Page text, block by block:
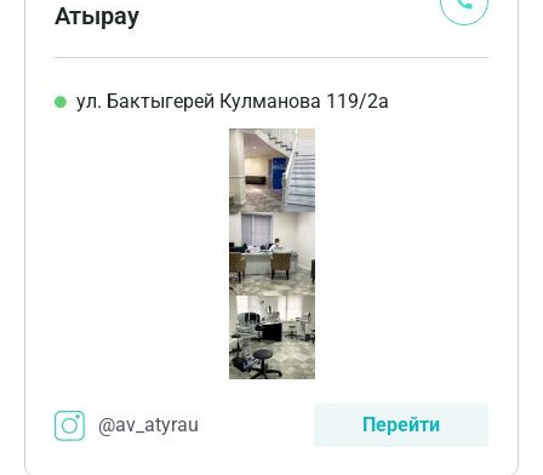
Атырау
ул. Бактыгерей Кулманова 119/2а
@av_atyrau Перейти